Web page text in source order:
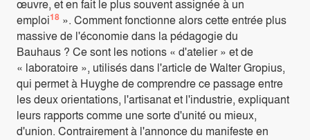
œuvre, et en fait le plus souvent assignée à un
emploi18 ». Comment fonctionne alors cette entrée plus
massive de l'économie dans la pédagogie du
Bauhaus ? Ce sont les notions « d'atelier » et de
« laboratoire », utilisés dans l'article de Walter Gropius,
qui permet à Huyghe de comprendre ce passage entre
les deux orientations, l'artisanat et l'industrie, expliquant
leurs rapports comme une sorte d'unité ou mieux,
d'union. Contrairement à l'annonce du manifeste en